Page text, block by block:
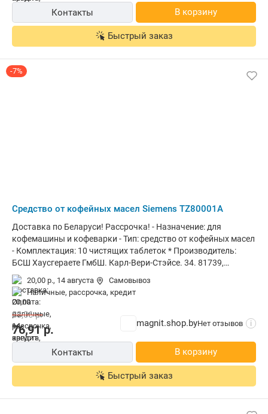
Контакты В корзину
Быстрый заказ
-7%
Средство от кофейных масел Siemens TZ80001A
Доставка по Беларуси! Рассрочка! - Назначение: для
кофемашины и кофеварки - Тип: средство от кофейных масел
- Комплектация: 10 чистящих таблеток * Производитель:
БСШ Хаусгераете ГмбШ. Карл-Вери-Стэйсе. 34. 81739,
Мюнхен, Германия * Завод-изготовитель: ИБЕДА-ШЕМИЕ
Клаус П.Кхрист ГмбШ. Ам Ейшелгартчен 32. Д-56283
Халсенбач. Германия * Импортер в РБ: ООО Домотехника ,
220062 г.Минск пр.Победителей. д.106 , пом. №17 *
Сервисный центр: ООО ЦБТ-Сервис г. Минск, ул. Я.Коласа, 52
* Гарантийный срок: 1 год * Срок службы: не ограничен
20,00 р., 14 августа
Самовывоз
наличные, рассрочка, кредит
76,91р.
83,06р.
magnit.shop.byНет отзывов i
Контакты В корзину
Быстрый заказ